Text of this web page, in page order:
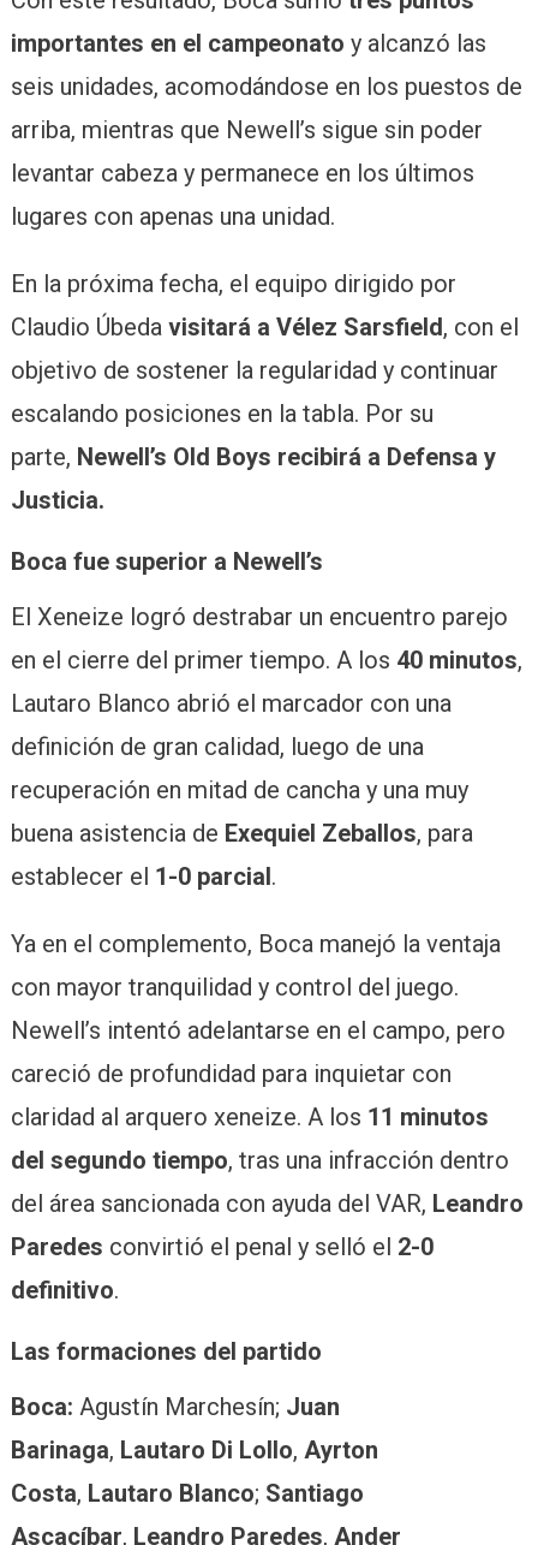
importantes en el campeonato y alcanzó las
seis unidades, acomodándose en los puestos de
arriba, mientras que Newell’s sigue sin poder
levantar cabeza y permanece en los últimos
lugares con apenas una unidad.
En la próxima fecha, el equipo dirigido por
Claudio Úbeda visitará a Vélez Sarsfield, con el
objetivo de sostener la regularidad y continuar
escalando posiciones en la tabla. Por su
parte, Newell’s Old Boys recibirá a Defensa y
Justicia.
Boca fue superior a Newell’s
El Xeneize logró destrabar un encuentro parejo
en el cierre del primer tiempo. A los 40 minutos,
Lautaro Blanco abrió el marcador con una
definición de gran calidad, luego de una
recuperación en mitad de cancha y una muy
buena asistencia de Exequiel Zeballos, para
establecer el 1-0 parcial.
Ya en el complemento, Boca manejó la ventaja
con mayor tranquilidad y control del juego.
Newell’s intentó adelantarse en el campo, pero
careció de profundidad para inquietar con
claridad al arquero xeneize. A los 11 minutos
del segundo tiempo, tras una infracción dentro
del área sancionada con ayuda del VAR, Leandro
Paredes convirtió el penal y selló el 2-0
definitivo.
Las formaciones del partido
Boca: Agustín Marchesín; Juan
Barinaga, Lautaro Di Lollo, Ayrton
Costa, Lautaro Blanco; Santiago
Ascacíbar, Leandro Paredes, Ander